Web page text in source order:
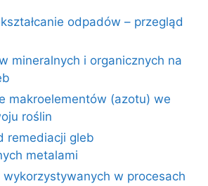
odpadów – przegląd
mineralnych i organicznych na
makroelementów (azotu) we
roślin
remediacji gleb
metalami
wykorzystywanych w procesach